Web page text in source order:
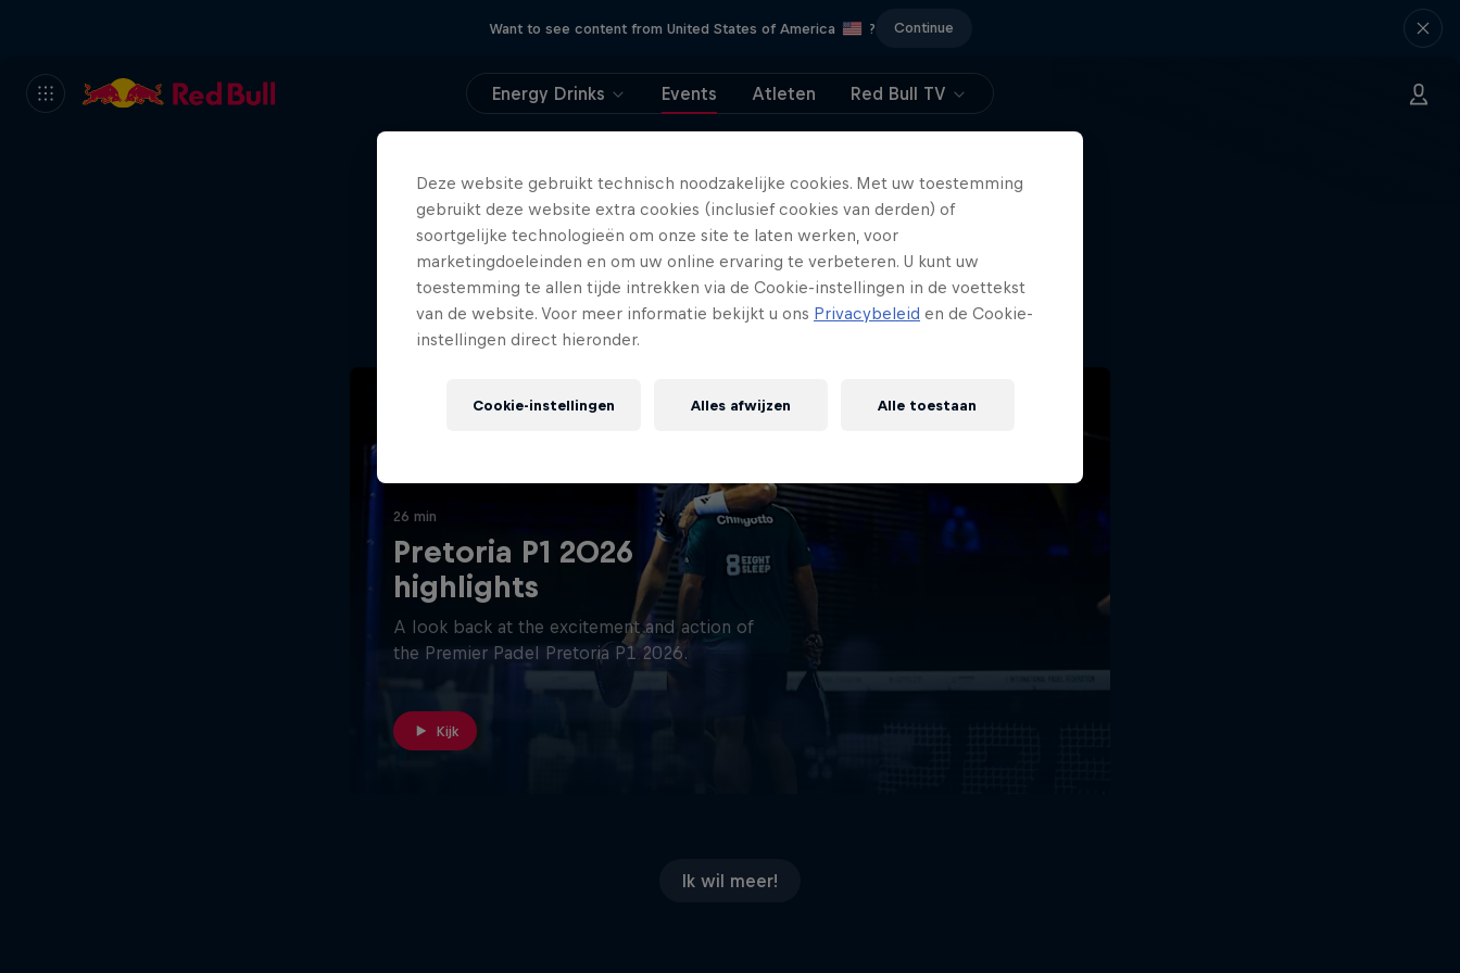
Want to see content from United States of America ? Continue
Energy Drinks Events Atleten Red Bull TV
404
Sorry, deze pagina is helaas
niet meer beschikbaar.
26 min
Pretoria P1 2026
highlights
A look back at the excitement and action of
the Premier Padel Pretoria P1 2026.
Kijk
Ik wil meer!
Deze website gebruikt technisch noodzakelijke cookies. Met uw toestemming
gebruikt deze website extra cookies (inclusief cookies van derden) of
soortgelijke technologieën om onze site te laten werken, voor
marketingdoeleinden en om uw online ervaring te verbeteren. U kunt uw
toestemming te allen tijde intrekken via de Cookie-instellingen in de voettekst
van de website. Voor meer informatie bekijkt u ons Privacybeleid en de Cookie-
instellingen direct hieronder.
Cookie-instellingen Alles afwijzen Alle toestaan